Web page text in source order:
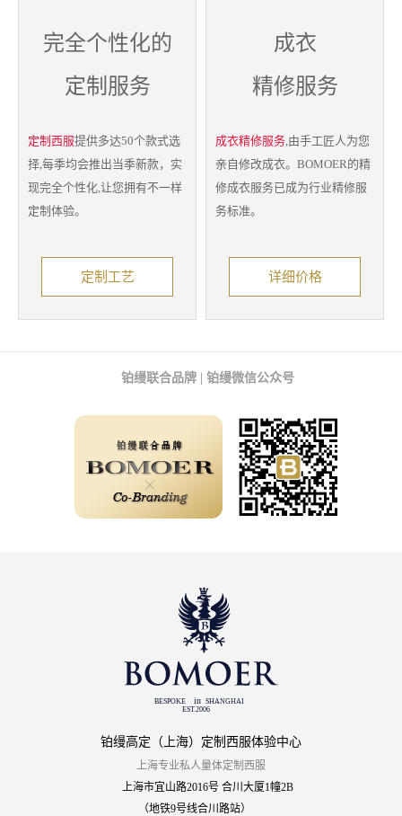
完全个性化的
定制服务
定制西服提供多达50个款式选
择,每季均会推出当季新款，实
现完全个性化,让您拥有不一样
定制体验。
定制工艺
成衣
精修服务
成衣精修服务,由手工匠人为您
亲自修改成衣。BOMOER的精
修成衣服务已成为行业精修服
务标准。
详细价格
铂缦联合品牌 | 铂缦微信公众号
铂缦高定（上海）定制西服体验中心
上海专业私人量体定制西服
上海市宜山路2016号 合川大厦1幢2B
（地铁9号线合川路站）